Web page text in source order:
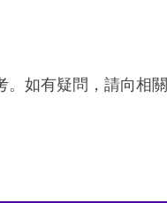
如有疑問，請向相